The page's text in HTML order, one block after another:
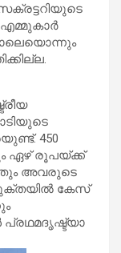
450
ഏഴ് രൂപയ്ക്ക്
അവരുടെ
കേസ്
പ്രഥമദൃഷ്ട്യാ